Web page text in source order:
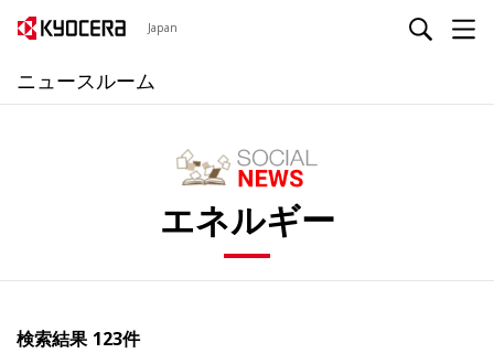
Japan
ニュースルーム
エネルギー
検索結果 123件